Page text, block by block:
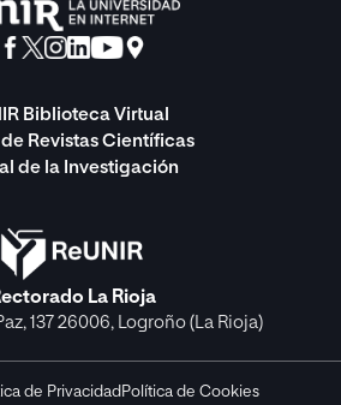
Biblioteca Virtual
de Revistas Científicas
de la Investigación
La Rioja
137 26006, Logroño (La Rioja)
de Privacidad Política de Cookies